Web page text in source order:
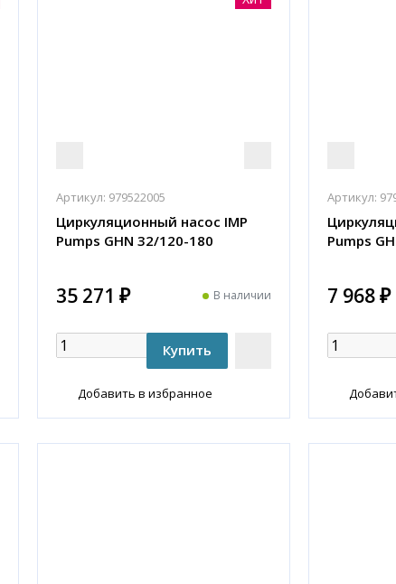
Артикул: 979522005
Циркуляционный насос IMP
Pumps GHN 32/120-180
35 271 ₽ В наличии
Добавить в избранное
Артикул:
Pumps
7 968 ₽